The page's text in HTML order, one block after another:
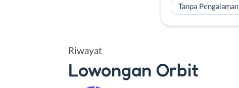
Tanpa Pengalaman
Riwayat
Lowongan Orbit